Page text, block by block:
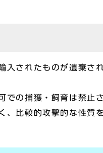
されたものが遺棄さ
の捕獲・飼育は禁止
比較的攻撃的な性質